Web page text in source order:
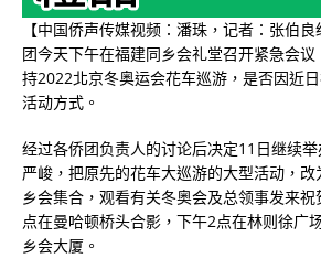
【中国侨声传媒视频：潘珠，记者：张伯
团今天下午在福建同乡会礼堂召开紧急会
持2022北京冬奥运会花车巡游，是否因近
活动方式。
经过各侨团负责人的讨论后决定11日继续
严峻，把原先的花车大巡游的大型活动，
乡会集合，观看有关冬奥会及总领事发来祝
点在曼哈顿桥头合影，下午2点在林则徐广
乡会大厦。